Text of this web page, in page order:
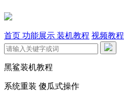
首页 功能展示 装机教程 视频教程
黑鲨装机教程
系统重装 傻瓜式操作